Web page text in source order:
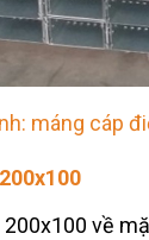
máng cáp
200x100 về